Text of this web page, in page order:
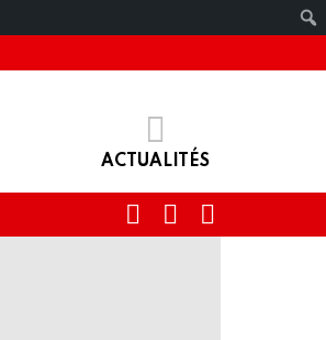
ACTUALITÉS
SWITCHRECHERCHE